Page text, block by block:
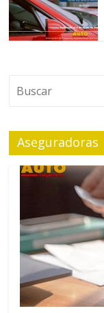
Aseguradoras